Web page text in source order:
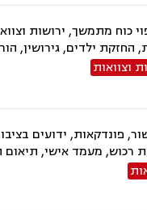
כוח מתמשך, ירושות
החזקת ילדים, גירושין,
וצוואות
פונדקאות, ידועים
רכוש, מעמד אישי,